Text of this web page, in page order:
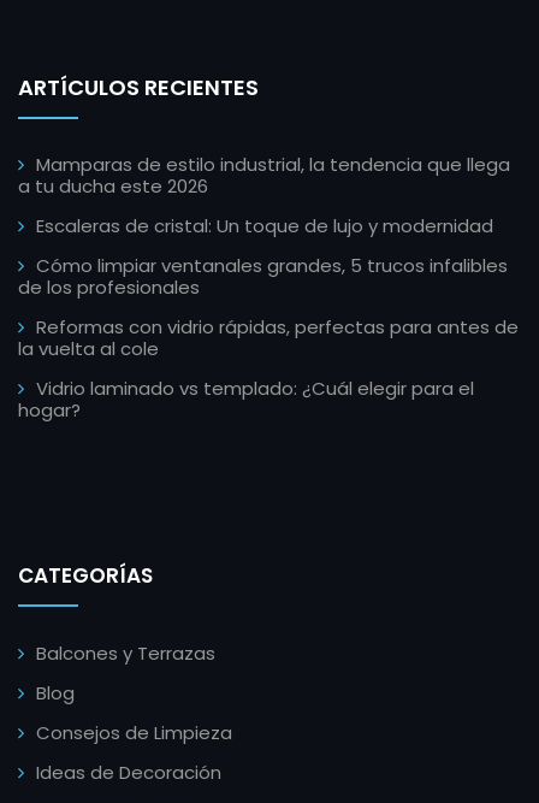
ARTÍCULOS RECIENTES
Mamparas de estilo industrial, la tendencia que llega
a tu ducha este 2026
Escaleras de cristal: Un toque de lujo y modernidad
Cómo limpiar ventanales grandes, 5 trucos infalibles
de los profesionales
Reformas con vidrio rápidas, perfectas para antes de
la vuelta al cole
Vidrio laminado vs templado: ¿Cuál elegir para el
hogar?
CATEGORÍAS
Balcones y Terrazas
Blog
Consejos de Limpieza
Ideas de Decoración